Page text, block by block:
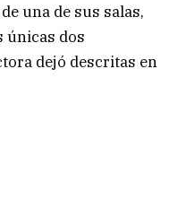
una de sus salas,
únicas dos
dejó descritas en